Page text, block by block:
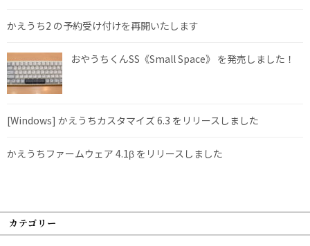
かえうち2 の予約受け付けを再開いたします
おやうちくんSS《Small Space》 を発売しました！
[Windows] かえうちカスタマイズ 6.3 をリリースしました
かえうちファームウェア 4.1β をリリースしました
カテゴリー